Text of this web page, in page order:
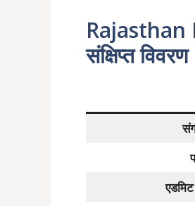
Rajasthan
संक्षिप्त विवरण
एडमिट